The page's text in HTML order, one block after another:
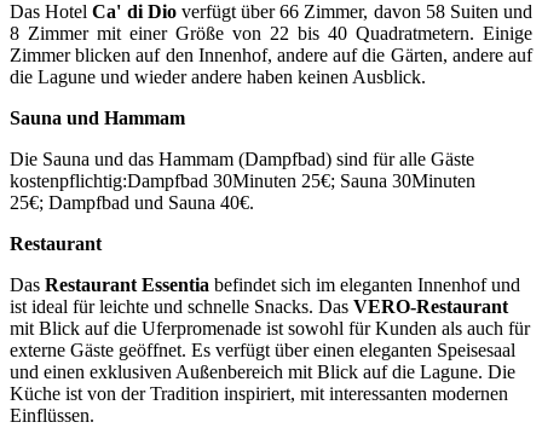
Das HotelCa' di Dioverfügt über 66 Zimmer, davon 58 Suiten und
8 Zimmer mit einer Größe von 22 bis 40 Quadratmetern. Einige
Zimmer blicken auf den Innenhof, andere auf die Gärten, andere auf
die Lagune und wieder andere haben keinen Ausblick.
Sauna und Hammam
Die Sauna und das Hammam (Dampfbad) sind für alle Gäste
kostenpflichtig:Dampfbad 30Minuten 25€; Sauna 30Minuten
25€; Dampfbad und Sauna 40€.
Restaurant
Das Restaurant Essentia befindet sich im eleganten Innenhof und
ist ideal für leichte und schnelle Snacks. Das VERO-Restaurant
mit Blick auf die Uferpromenade ist sowohl für Kunden als auch für
externe Gäste geöffnet. Es verfügt über einen eleganten Speisesaal
und einen exklusiven Außenbereich mit Blick auf die Lagune. Die
Küche ist von der Tradition inspiriert, mit interessanten modernen
Einflüssen.